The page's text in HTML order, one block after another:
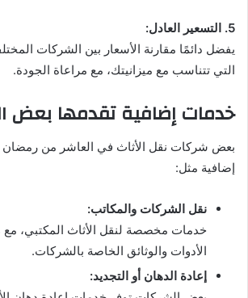
5. التسعير العادل:
يفضل دائمًا مقارنة الأسعار بين الشركات
التي تتناسب مع ميزانيتك، مع مراعاة الجودة.
خدمات إضافية تقدمها بعض
بعض شركات نقل الأثاث في العاشر من رمضان
إضافية مثل:
نقل الشركات والمكاتب:
خدمات مخصصة لنقل الأثاث المكتبي، مع
الأدوات والوثائق الخاصة بالشركات.
إعادة الدهان أو التجديد: